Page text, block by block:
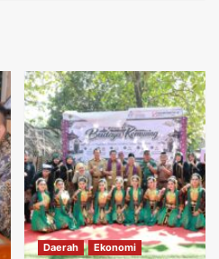
Daerah Ekonomi